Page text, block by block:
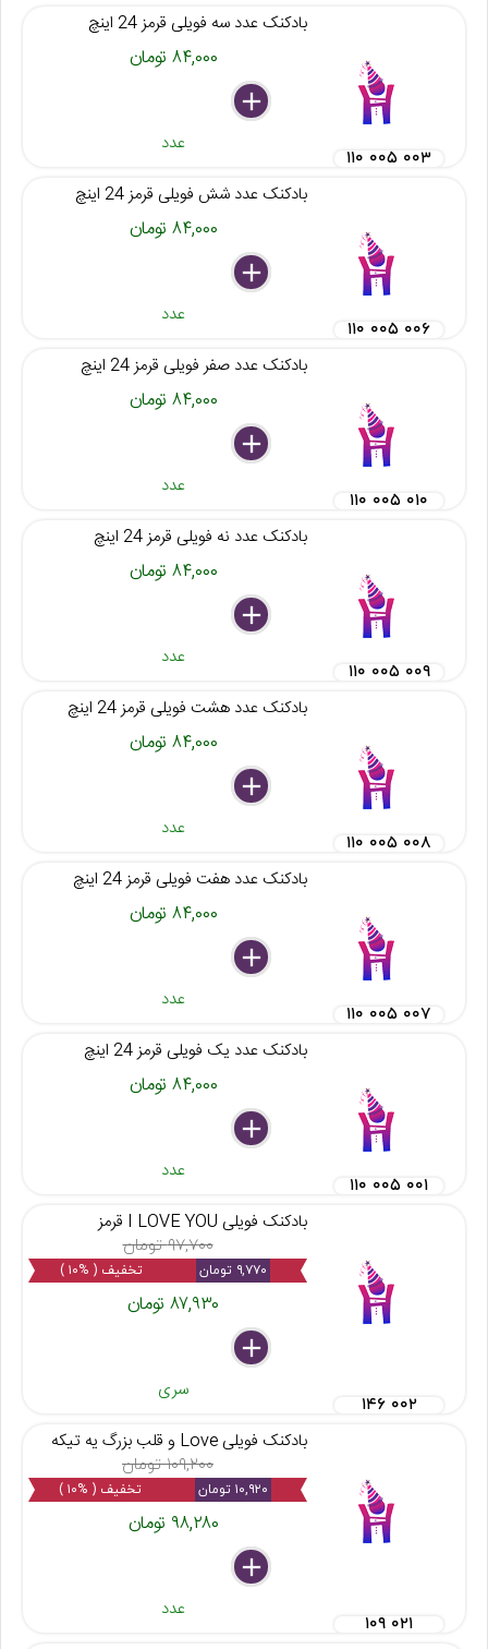
بادکنک عدد سه فویلی قرمز 24 اینچ
۸۴,۰۰۰ تومان
delete
remove
add
عدد
۱۱۰ ۰۰۵ ۰۰۳
بادکنک عدد شش فویلی قرمز 24 اینچ
۸۴,۰۰۰ تومان
delete
remove
add
عدد
۱۱۰ ۰۰۵ ۰۰۶
بادکنک عدد صفر فویلی قرمز 24 اینچ
۸۴,۰۰۰ تومان
delete
remove
add
عدد
۱۱۰ ۰۰۵ ۰۱۰
بادکنک عدد نه فویلی قرمز 24 اینچ
۸۴,۰۰۰ تومان
delete
remove
add
عدد
۱۱۰ ۰۰۵ ۰۰۹
بادکنک عدد هشت فویلی قرمز 24 اینچ
۸۴,۰۰۰ تومان
delete
remove
add
عدد
۱۱۰ ۰۰۵ ۰۰۸
بادکنک عدد هفت فویلی قرمز 24 اینچ
۸۴,۰۰۰ تومان
delete
remove
add
عدد
۱۱۰ ۰۰۵ ۰۰۷
بادکنک عدد یک فویلی قرمز 24 اینچ
۸۴,۰۰۰ تومان
delete
remove
add
عدد
۱۱۰ ۰۰۵ ۰۰۱
بادکنک فویلی I LOVE YOU قرمز
۹۷,۷۰۰ تومان
۹,۷۷۰ تومان تخفیف ( %۱۰ )
۸۷,۹۳۰ تومان
delete
remove
add
سری
۱۴۶ ۰۰۲
بادکنک فویلی Love و قلب بزرگ یه تیکه
۱۰۹,۲۰۰ تومان
۱۰,۹۲۰ تومان تخفیف ( %۱۰ )
۹۸,۲۸۰ تومان
delete
remove
add
عدد
۱۰۹ ۰۲۱